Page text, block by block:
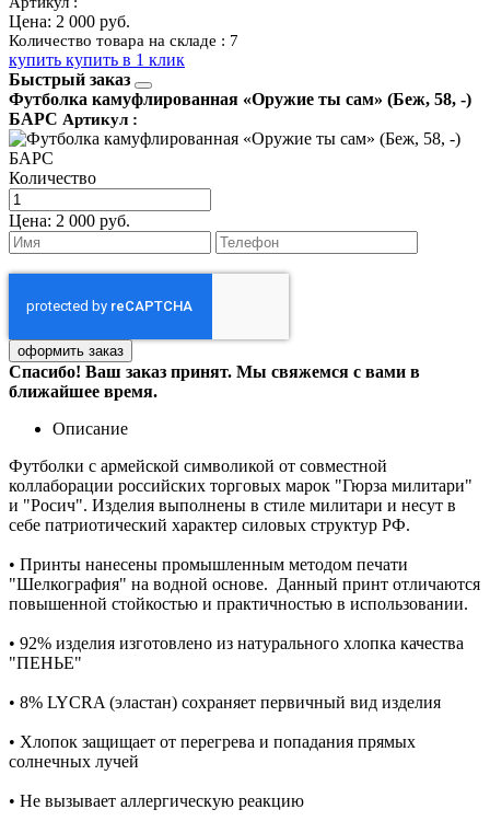
Цена: 2 000 руб.
Количество товара на складе : 7
купить купить в 1 клик
Быстрый заказ
Футболка камуфлированная «Оружие ты сам» (Беж, 58, -)
БАРС Артикул :
Количество
Цена: 2 000 руб.
Спасибо! Ваш заказ принят. Мы свяжемся с вами в
ближайшее время.
Описание
Футболки с армейской символикой от совместной
коллаборации российских торговых марок "Гюрза милитари"
и "Росич". Изделия выполнены в стиле милитари и несут в
себе патриотический характер силовых структур РФ.
• Принты нанесены промышленным методом печати
"Шелкография" на водной основе. Данный принт отличаются
повышенной стойкостью и практичностью в использовании.
• 92% изделия изготовлено из натурального хлопка качества
"ПЕНЬЕ"
• 8% LYCRA (эластан) сохраняет первичный вид изделия
• Хлопок защищает от перегрева и попадания прямых
солнечных лучей
• Не вызывает аллергическую реакцию